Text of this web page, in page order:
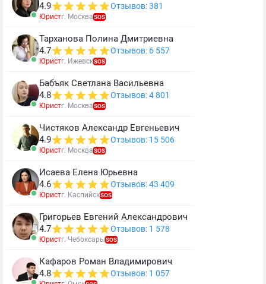
4.9
Отзывов: 381
Юристг. МоскваSOS
Тарханова Полина Дмитриевна
4.7
Отзывов: 6 557
Юристг. ИжевскSOS
Бабъяк Светлана Васильевна
4.8
Отзывов: 4 801
Юристг. МоскваSOS
Чистяков Александр Евгеньевич
4.9
Отзывов: 15 506
Юристг. МоскваSOS
Исаева Елена Юрьевна
4.6
Отзывов: 43 409
Юристг. КаспийскSOS
Григорьев Евгений Александрович
4.7
Отзывов: 1 578
Юристг. ЧебоксарыSOS
Кафаров Роман Владимирович
4.8
Отзывов: 1 057